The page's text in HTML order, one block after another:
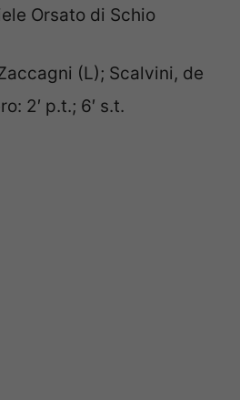
Orsato di Schio
(L); Scalvini, de
2′ p.t.; 6′ s.t.